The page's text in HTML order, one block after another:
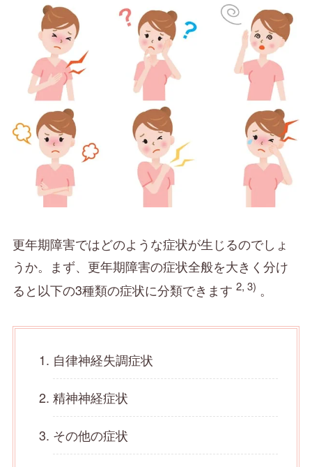
更年期障害ではどのような症状が生じるのでしょ
うか。まず、更年期障害の症状全般を大きく分け
ると以下の3種類の症状に分類できます 2, 3) 。
自律神経失調症状
精神神経症状
その他の症状